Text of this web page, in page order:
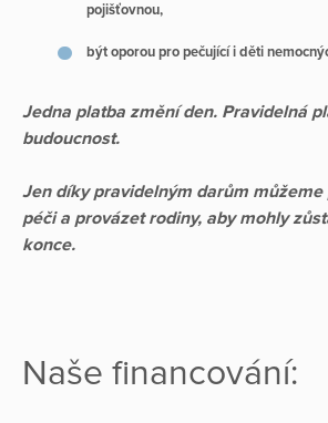
pojišťovnou,
být oporou pro pečující i děti
Jedna platba změní den. Pravidelná
budoucnost.
Jen díky pravidelným darům
péči a provázet rodiny, aby mohly
konce.
Naše financování: